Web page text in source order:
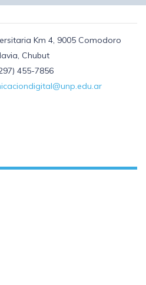
Km 4, 9005 Comodoro
Chubut
455-7856